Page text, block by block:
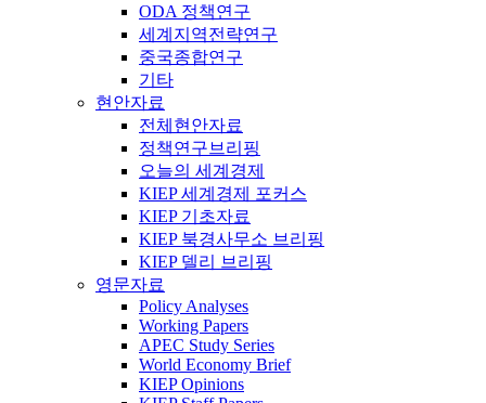
ODA 정책연구
세계지역전략연구
중국종합연구
기타
현안자료
전체현안자료
정책연구브리핑
오늘의 세계경제
KIEP 세계경제 포커스
KIEP 기초자료
KIEP 북경사무소 브리핑
KIEP 델리 브리핑
영문자료
Policy Analyses
Working Papers
APEC Study Series
World Economy Brief
KIEP Opinions